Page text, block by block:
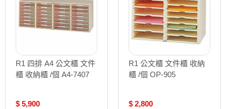
R1 四排 A4 公文櫃 文件
櫃 收納櫃 /個 A4-7407
$ 5,900
R1 公文櫃 文件櫃 收納
櫃 /個 OP-905
$ 2,800